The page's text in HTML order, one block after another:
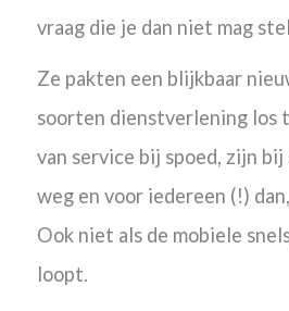
vraag die je dan niet mag
Ze pakten een blijkbaar
soorten dienstverlening los
van service bij spoed, zijn
weg en voor iedereen (!)
Ook niet als de mobiele
loopt.